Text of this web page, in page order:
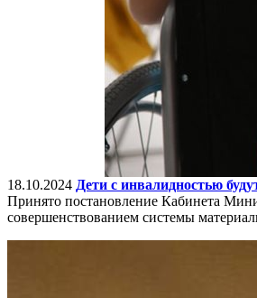
18.10.2024 Дети с инвалидностью
Принято постановление Кабинета
совершенствованием системы